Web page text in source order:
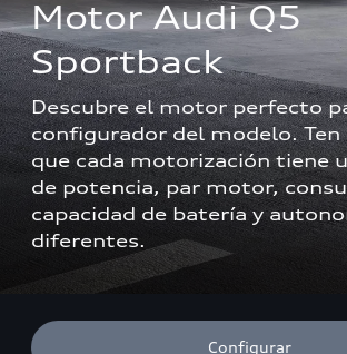
Motor Audi Q5
Sportback
Descubre el motor perfecto
configurador del modelo. Ten
que cada motorización tiene
de potencia, par motor,
capacidad de batería y
diferentes.
Configurar